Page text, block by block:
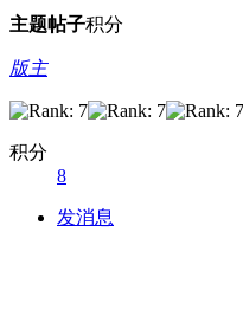
主题帖子积分
版主
积分
8
发消息